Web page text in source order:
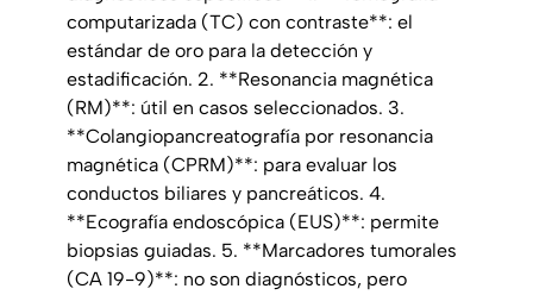
computarizada (TC) con contraste**: el
estándar de oro para la detección y
estadificación. 2. **Resonancia magnética
(RM)**: útil en casos seleccionados. 3.
**Colangiopancreatografía por resonancia
magnética (CPRM)**: para evaluar los
conductos biliares y pancreáticos. 4.
**Ecografía endoscópica (EUS)**: permite
biopsias guiadas. 5. **Marcadores tumorales
(CA 19-9)**: no son diagnósticos, pero